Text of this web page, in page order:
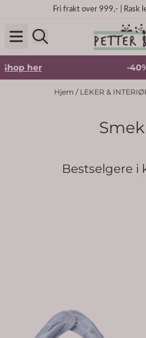
Hopp til innholdFri frakt over 999,- | Rask
-40% på
Hjem / LEKER &
Bestselgere i